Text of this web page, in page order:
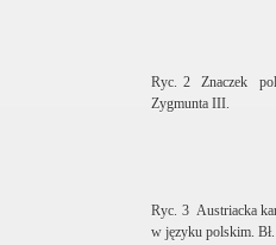
Ryc. 2 Znaczek
Zygmunta III.
Ryc. 3 Austriacka
w języku polskim.